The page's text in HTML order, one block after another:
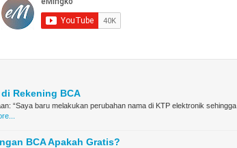
Rekening BCA
“Saya baru melakukan perubahan nama di KTP elektronik sehingga
BCA Apakah Gratis?